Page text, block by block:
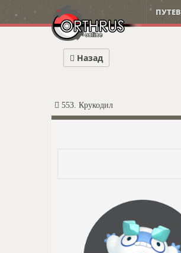
553. Крукодил
Назад